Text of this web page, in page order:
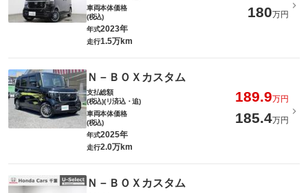
車両本体価格
(税込)
180万円
年式2023年
走行1.5万km
Ｎ－ＢＯＸカスタム
支払総額
(税込)(リ済込・追)
189.9万円
車両本体価格
(税込)
185.4万円
年式2025年
走行2.0万km
Ｎ－ＢＯＸカスタム